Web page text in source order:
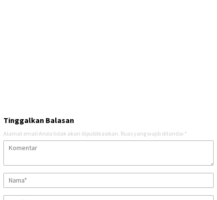
Tinggalkan Balasan
Alamat email Anda tidak akan dipublikasikan. Ruas yang wajib ditandai *